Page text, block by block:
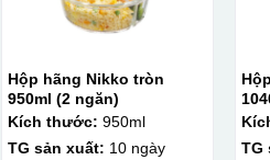
Hộp hãng Nikko tròn
950ml (2 ngăn)
Kích thước: 950ml
TG sản xuất: 10 ngày
TG